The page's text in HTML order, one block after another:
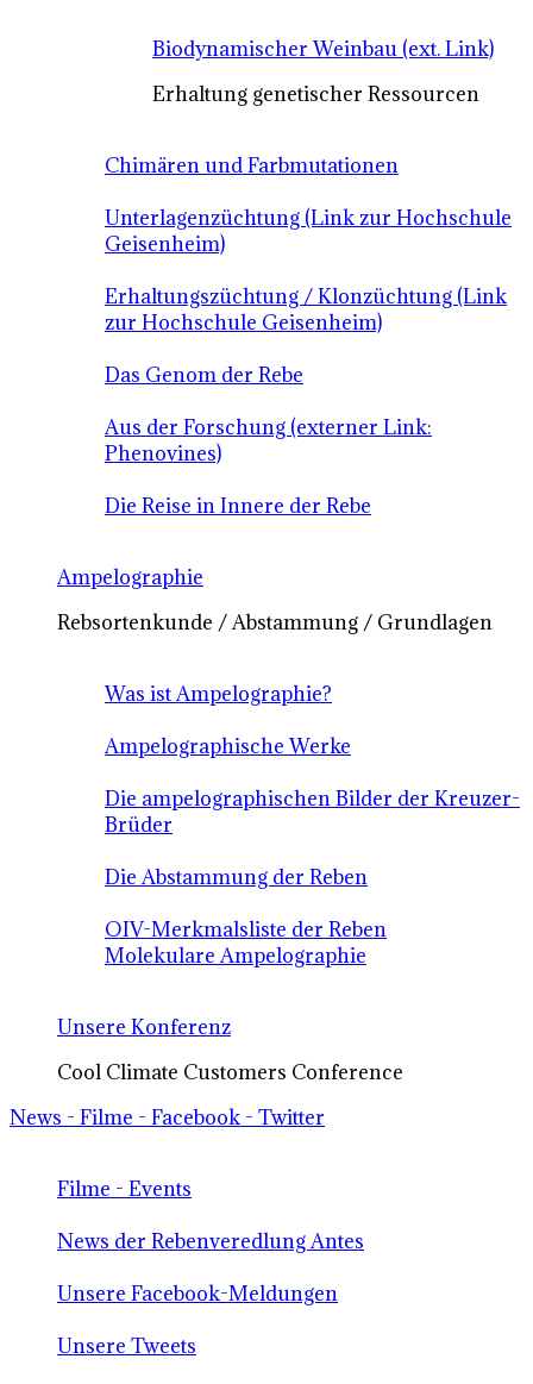
Biodynamischer Weinbau (ext. Link)
Erhaltung genetischer Ressourcen
Chimären und Farbmutationen
Unterlagenzüchtung (Link zur Hochschule
Geisenheim)
Erhaltungszüchtung / Klonzüchtung (Link
zur Hochschule Geisenheim)
Das Genom der Rebe
Aus der Forschung (externer Link:
Phenovines)
Die Reise in Innere der Rebe
Ampelographie
Rebsortenkunde / Abstammung / Grundlagen
Was ist Ampelographie?
Ampelographische Werke
Die ampelographischen Bilder der Kreuzer-
Brüder
Die Abstammung der Reben
OIV-Merkmalsliste der Reben
Molekulare Ampelographie
Unsere Konferenz
Cool Climate Customers Conference
News - Filme - Facebook - Twitter
Filme - Events
News der Rebenveredlung Antes
Unsere Facebook-Meldungen
Unsere Tweets